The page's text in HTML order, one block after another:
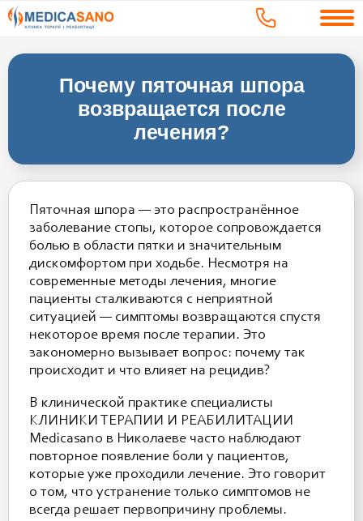
Почему пяточная шпора
возвращается после
лечения?
Пяточная шпора — это распространённое
заболевание стопы, которое сопровождается
болью в области пятки и значительным
дискомфортом при ходьбе. Несмотря на
современные методы лечения, многие
пациенты сталкиваются с неприятной
ситуацией — симптомы возвращаются спустя
некоторое время после терапии. Это
закономерно вызывает вопрос: почему так
происходит и что влияет на рецидив?
В клинической практике специалисты
КЛИНИКИ ТЕРАПИИ И РЕАБИЛИТАЦИИ
Medicasano в Николаеве часто наблюдают
повторное появление боли у пациентов,
которые уже проходили лечение. Это говорит
о том, что устранение только симптомов не
всегда решает первопричину проблемы.